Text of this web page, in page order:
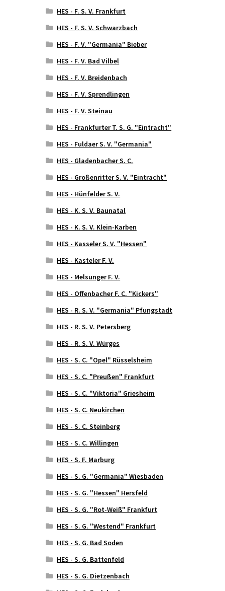
HES - F. S. V. Frankfurt
HES - F. S. V. Schwarzbach
HES - F. V. "Germania" Bieber
HES - F. V. Bad Vilbel
HES - F. V. Breidenbach
HES - F. V. Sprendlingen
HES - F. V. Steinau
HES - Frankfurter T. S. G. "Eintracht"
HES - Fuldaer S. V. "Germania"
HES - Gladenbacher S. C.
HES - Großenritter S. V. "Eintracht"
HES - Hünfelder S. V.
HES - K. S. V. Baunatal
HES - K. S. V. Klein-Karben
HES - Kasseler S. V. "Hessen"
HES - Kasteler F. V.
HES - Melsunger F. V.
HES - Offenbacher F. C. "Kickers"
HES - R. S. V. "Germania" Pfungstadt
HES - R. S. V. Petersberg
HES - R. S. V. Würges
HES - S. C. "Opel" Rüsselsheim
HES - S. C. "Preußen" Frankfurt
HES - S. C. "Viktoria" Griesheim
HES - S. C. Neukirchen
HES - S. C. Steinberg
HES - S. C. Willingen
HES - S. F. Marburg
HES - S. G. "Germania" Wiesbaden
HES - S. G. "Hessen" Hersfeld
HES - S. G. "Rot-Weiß" Frankfurt
HES - S. G. "Westend" Frankfurt
HES - S. G. Bad Soden
HES - S. G. Battenfeld
HES - S. G. Dietzenbach